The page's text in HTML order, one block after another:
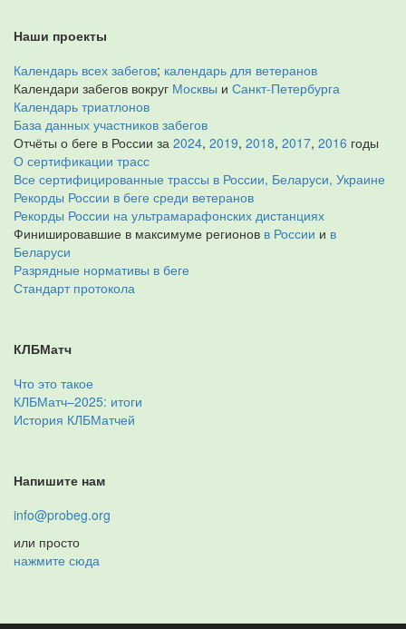
Наши проекты
Календарь всех забегов; календарь для ветеранов
Календари забегов вокруг Москвы и Санкт-Петербурга
Календарь триатлонов
База данных участников забегов
Отчёты о беге в России за 2024, 2019, 2018, 2017, 2016 годы
О сертификации трасс
Все сертифицированные трассы в России, Беларуси, Украине
Рекорды России в беге среди ветеранов
Рекорды России на ультрамарафонских дистанциях
Финишировавшие в максимуме регионов в России и в
Беларуси
Разрядные нормативы в беге
Стандарт протокола
КЛБМатч
Что это такое
КЛБМатч–2025: итоги
История КЛБМатчей
Напишите нам
info@probeg.org
или просто
нажмите сюда